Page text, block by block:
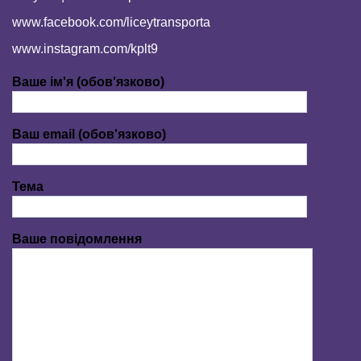
www.facebook.com/liceytransporta
www.instagram.com/kplt9
Ваше ім'я (обов'язково)
Ваш email (обов'язково)
Тема
Ваше повідомлення